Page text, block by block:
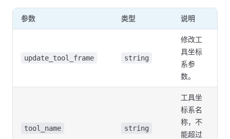
参数 类型 说明
update_tool_frame string
修改工
具坐标
系参
数。
tool_name string
工具坐
标系名
称，不
能超过